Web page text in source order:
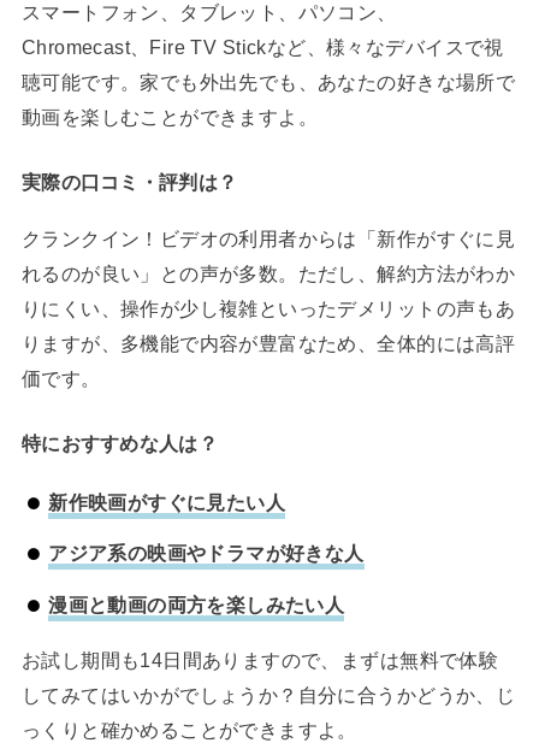
スマートフォン、タブレット、パソコン、
Chromecast、Fire TV Stickなど、様々なデバイスで視
聴可能です。家でも外出先でも、あなたの好きな場所で
動画を楽しむことができますよ。
実際の口コミ・評判は？
クランクイン！ビデオの利用者からは「新作がすぐに見
れるのが良い」との声が多数。ただし、解約方法がわか
りにくい、操作が少し複雑といったデメリットの声もあ
りますが、多機能で内容が豊富なため、全体的には高評
価です。
特におすすめな人は？
新作映画がすぐに見たい人
アジア系の映画やドラマが好きな人
漫画と動画の両方を楽しみたい人
お試し期間も14日間ありますので、まずは無料で体験
してみてはいかがでしょうか？自分に合うかどうか、じ
っくりと確かめることができますよ。